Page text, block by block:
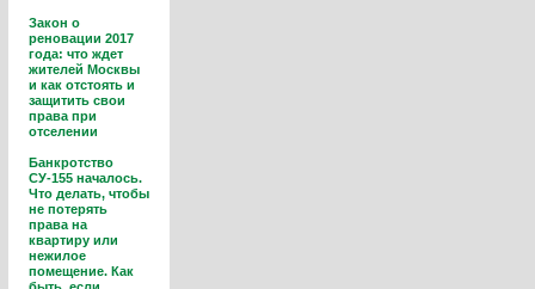
Закон о
реновации 2017
года: что ждет
жителей Москвы
и как отстоять и
защитить свои
права при
отселении
Банкротство
СУ-155 началось.
Что делать, чтобы
не потерять
права на
квартиру или
нежилое
помещение. Как